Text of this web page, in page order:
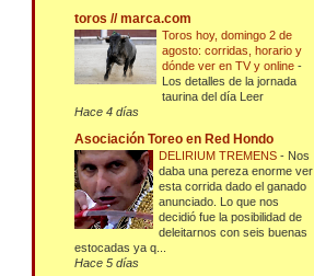
toros // marca.com
Toros hoy, domingo 2 de
agosto: corridas, horario y
dónde ver en TV y online-
Los detalles de la jornada
taurina del día Leer
Hace 4 días
Asociación Toreo en Red Hondo
DELIRIUM TREMENS- Nos
daba una pereza enorme ver
esta corrida dado el ganado
anunciado. Lo que nos
decidió fue la posibilidad de
deleitarnos con seis buenas
estocadas ya q...
Hace 5 días